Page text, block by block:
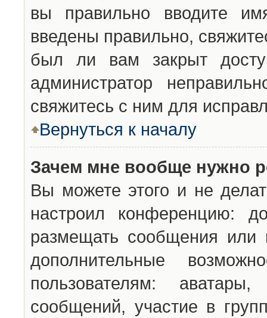
вы правильно вводите
введены правильно,
был ли вам закрыт
администратор
свяжитесь с ним для
Вернуться к началу
Зачем мне вообще нужно
Вы можете этого и не
настроил конференцию:
размещать сообщения или
дополнительные
пользователям:
сообщений, участие в